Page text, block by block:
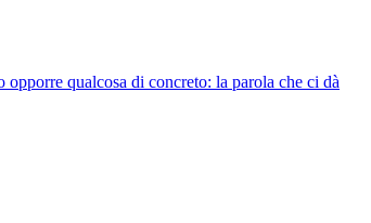
qualcosa di concreto: la parola che ci dà